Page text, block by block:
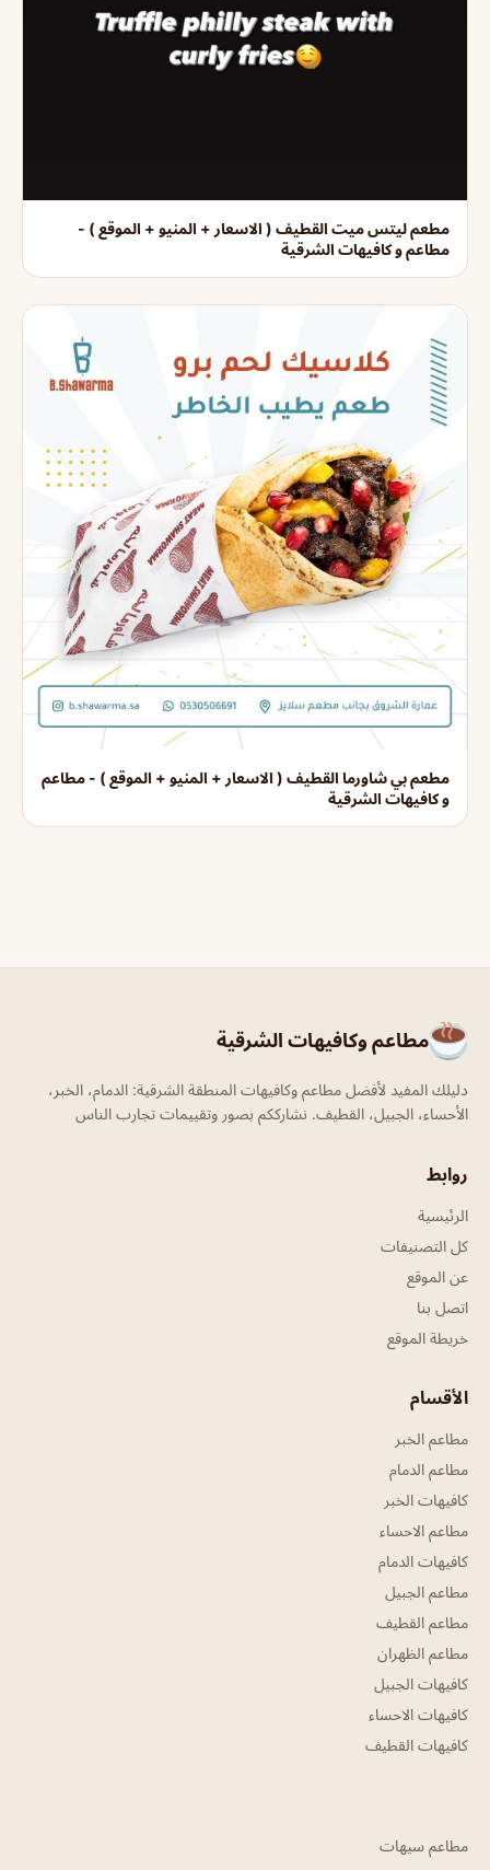
مطعم ليتس ميت القطيف ( الاسعار + المنيو + الموقع ) -
مطاعم و كافيهات الشرقية
مطعم بي شاورما القطيف ( الاسعار + المنيو + الموقع ) - مطاعم
و كافيهات الشرقية
مطاعم وكافيهات الشرقية
دليلك المفيد لأفضل مطاعم وكافيهات المنطقة الشرقية: الدمام، الخبر،
الأحساء، الجبيل، القطيف. نشارككم بصور وتقييمات تجارب الناس
روابط
الرئيسية
كل التصنيفات
عن الموقع
اتصل بنا
خريطة الموقع
الأقسام
مطاعم الخبر
مطاعم الدمام
كافيهات الخبر
مطاعم الاحساء
كافيهات الدمام
مطاعم الجبيل
مطاعم القطيف
مطاعم الظهران
كافيهات الجبيل
كافيهات الاحساء
كافيهات القطيف
مطاعم سيهات